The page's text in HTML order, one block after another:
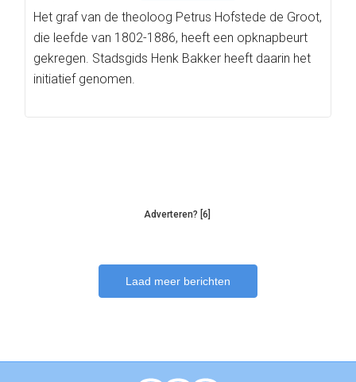
Het graf van de theoloog Petrus Hofstede de Groot,
die leefde van 1802-1886, heeft een opknapbeurt
gekregen. Stadsgids Henk Bakker heeft daarin het
initiatief genomen.
Adverteren? [6]
Laad meer berichten